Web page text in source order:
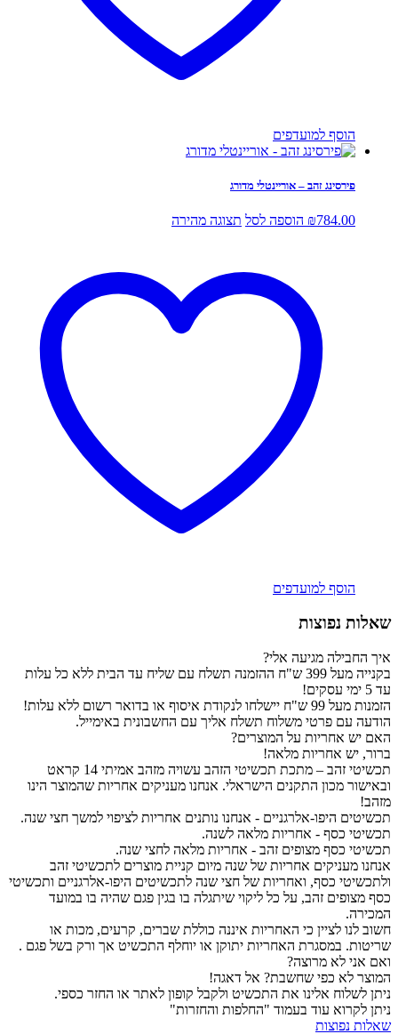
הוסף למועדפים
פירסינג זהב – אוריינטלי מדורג
₪784.00 הוספה לסל תצוגה מהירה
הוסף למועדפים
שאלות נפוצות
איך החבילה מגיעה אלי?
בקנייה מעל 399 ש"ח ההזמנה תשלח עם שליח עד הבית ללא כל עלות
עד 5 ימי עסקים!
הזמנות מעל 99 ש"ח יישלחו לנקודת איסוף או בדואר רשום ללא עלות!
הודעה עם פרטי משלוח תשלח אליך עם החשבונית באימייל.
האם יש אחריות על המוצרים?
ברור, יש אחריות מלאה!
תכשיטי זהב – מתכת תכשיטי הזהב עשויה מזהב אמיתי 14 קראט
ובאישור מכון התקנים הישראלי. אנחנו מעניקים אחריות שהמוצר הינו
מזהב!
תכשיטים היפו-אלרגניים - אנחנו נותנים אחריות לציפוי למשך חצי שנה.
תכשיטי כסף - אחריות מלאה לשנה.
תכשיטי כסף מצופים זהב - אחריות מלאה לחצי שנה.
אנחנו מעניקים אחריות של שנה מיום קניית מוצרים לתכשיטי זהב
ולתכשיטי כסף, ואחריות של חצי שנה לתכשיטים היפו-אלרגניים ותכשיטי
כסף מצופים זהב, על כל ליקוי שיתגלה בו בגין פגם שהיה בו במועד
המכירה.
חשוב לנו לציין כי האחריות איננה כוללת שברים, קרעים, מכות או
שריטות. במסגרת האחריות יתוקן או יוחלף התכשיט אך ורק בשל פגם .
ואם אני לא מרוצה?
המוצר לא כפי שחשבת? אל דאגה!
ניתן לשלוח אלינו את התכשיט ולקבל קופון לאתר או החזר כספי.
ניתן לקרוא עוד בעמוד "החלפות והחזרות"
שאלות נפוצות